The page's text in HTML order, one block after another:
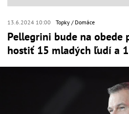
13.6.2024 10:00 Topky Domáce
Pellegrini bude na obede
hostiť 15 mladých ľudí a